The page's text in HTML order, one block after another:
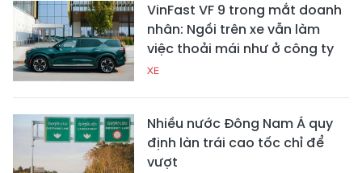
VinFast VF 9 trong mắt doanh
nhân: Ngồi trên xe vẫn làm
việc thoải mái như ở công ty
XE
Nhiều nước Đông Nam Á quy
định làn trái cao tốc chỉ để
vượt